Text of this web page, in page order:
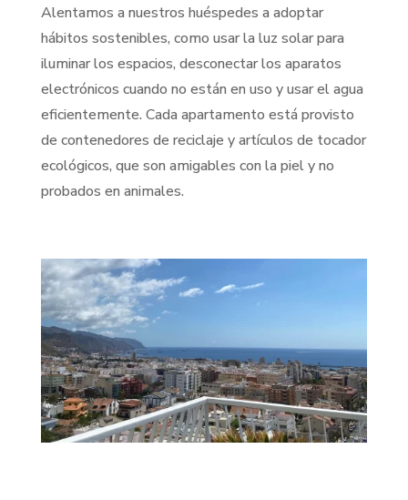
Alentamos a nuestros huéspedes a adoptar
hábitos sostenibles, como usar la luz solar para
iluminar los espacios, desconectar los aparatos
electrónicos cuando no están en uso y usar el agua
eficientemente. Cada apartamento está provisto
de contenedores de reciclaje y artículos de tocador
ecológicos, que son amigables con la piel y no
probados en animales​​.